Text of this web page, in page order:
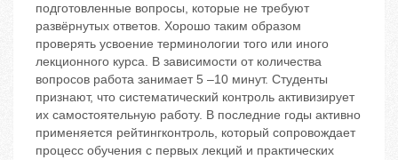
подготовленные вопросы, которые не требуют
развёрнутых ответов. Хорошо таким образом
проверять усвоение терминологии того или иного
лекционного курса. В зависимости от количества
вопросов работа занимает 5 –10 минут. Студенты
признают, что систематический контроль активизирует
их самостоятельную работу. В последние годы активно
применяется рейтингконтроль, который сопровождает
процесс обучения с первых лекций и практических